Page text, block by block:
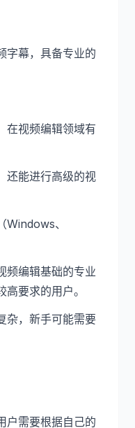
字幕，具备专业的
在视频编辑领域有
还能进行高级的视
Windows、
频编辑基础的专业
要求的用户。
杂，新手可能需要
户需要根据自己的